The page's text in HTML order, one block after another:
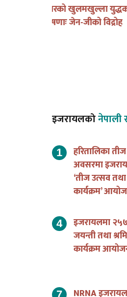
दाजु विपिन
इजरायल आएकी
इजरायलकोनेपाली
हरितालिका
अवसरमा
‘तीज उत्सव
कार्यक्रम’
इजरायलमा
जयन्ती तथा
कार्यक्रम
NRNA